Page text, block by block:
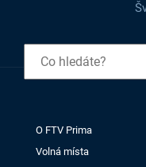
O FTV Prima
Volná místa